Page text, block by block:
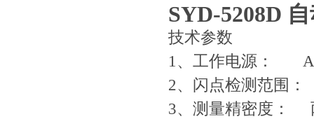
SYD-5208D
技术参数
1、工作电源：
2、闪点检测范围
3、测量精密度：